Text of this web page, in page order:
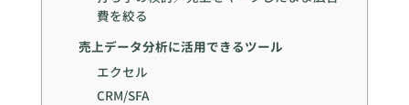
費を絞る
売上データ分析に活用できるツール
エクセル
CRM/SFA